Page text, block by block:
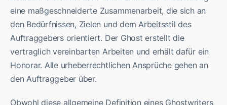
eine maßgeschneiderte Zusammenarbeit, die sich an
den Bedürfnissen, Zielen und dem Arbeitsstil des
Auftraggebers orientiert. Der Ghost erstellt die
vertraglich vereinbarten Arbeiten und erhält dafür ein
Honorar. Alle urheberrechtlichen Ansprüche gehen an
den Auftraggeber über.
Obwohl diese allgemeine Definition eines Ghostwriters